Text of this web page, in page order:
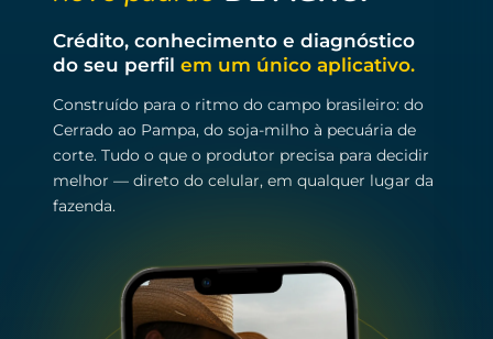
Crédito, conhecimento e diagnóstico
do seu perfil em um único aplicativo.
Construído para o ritmo do campo brasileiro: do
Cerrado ao Pampa, do soja-milho à pecuária de
corte. Tudo o que o produtor precisa para decidir
melhor — direto do celular, em qualquer lugar da
fazenda.